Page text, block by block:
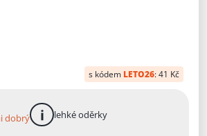
s kódem LETO26:41 Kč
dobrý více informací
lehké oděrky